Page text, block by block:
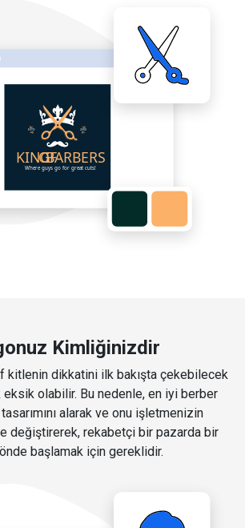
Kimliğinizdir
kitlenin dikkatini ilk bakışta çekebilecek
olabilir. Bu nedenle, en iyi berber
alarak ve onu işletmenizin
değiştirerek, rekabetçi bir pazarda bir
başlamak için gereklidir.